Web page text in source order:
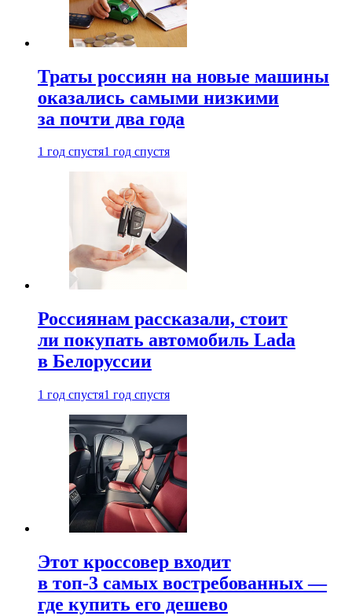
Траты россиян на новые машины
оказались самыми низкими
за почти два года
1 год спустя1 год спустя
Россиянам рассказали, стоит
ли покупать автомобиль Lada
в Белоруссии
1 год спустя1 год спустя
Этот кроссовер входит
в топ-3 самых востребованных —
где купить его дешево